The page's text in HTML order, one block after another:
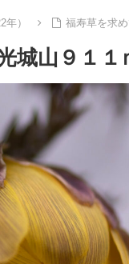
年） 福寿草を求
城山９１１